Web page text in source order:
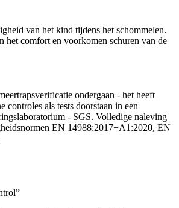
van het kind tijdens het schommelen.
het comfort en voorkomen schuren van de
ondergaan - het heeft
controles als tests doorstaan ​​in een
- SGS. Volledige naleving
EN 14988:2017+A1:2020, EN